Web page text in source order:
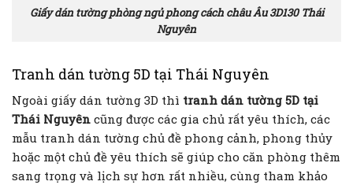
Giấy dán tường phòng ngủ phong cách châu Âu 3D130 Thái
Nguyên
Tranh dán tường 5D tại Thái Nguyên
Ngoài giấy dán tường 3D thì tranh dán tường 5D tại
Thái Nguyên cũng được các gia chủ rất yêu thích, các
mẫu tranh dán tường chủ đề phong cảnh, phong thủy
hoặc một chủ đề yêu thích sẽ giúp cho căn phòng thêm
sang trọng và lịch sự hơn rất nhiều, cùng tham khảo